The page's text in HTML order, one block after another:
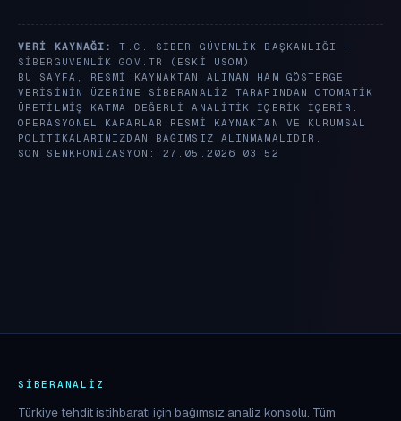
VERI KAYNAĞI:
T.C. SIBER GÜVENLIK BAŞKANLIĞI —
SIBERGUVENLIK.GOV.TR
(ESKI USOM)
BU SAYFA, RESMI KAYNAKTAN ALINAN HAM GÖSTERGE
VERISININ ÜZERINE SIBERANALIZ TARAFINDAN OTOMATIK
ÜRETILMIŞ KATMA DEĞERLI ANALITIK IÇERIK IÇERIR.
OPERASYONEL KARARLAR RESMI KAYNAKTAN VE KURUMSAL
POLITIKALARINIZDAN BAĞIMSIZ ALINMAMALIDIR.
SON SENKRONIZASYON: 27.05.2026 03:52
SIBERANALIZ
Türkiye tehdit istihbaratı için bağımsız analiz konsolu. Tüm